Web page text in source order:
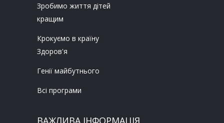
Зробимо життя дітей
кращим
Крокуємо в країну
Здоров'я
Генії майбутнього
Всі програми